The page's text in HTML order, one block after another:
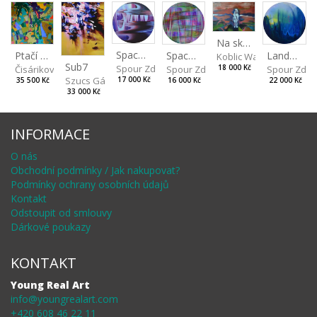
Ptačí perspektiva
Čisáriková Táňa
35 500 Kč
Sub7
Szucs Gábor
33 000 Kč
Spaces IV
Spour Zdeněk
17 000 Kč
Spaces III
Spour Zdeněk
16 000 Kč
Na skalách
Koblic Walterová
18 000 Kč
Landscape II
Spour
22 000 Kč
INFORMACE
O nás
Obchodní podmínky / Jak nakupovat?
Podmínky ochrany osobních údajů
Kontakt
Odstoupit od smlouvy
Dárkové poukazy
KONTAKT
Young Real Art
info@youngrealart.com
+420 608 46 22 11